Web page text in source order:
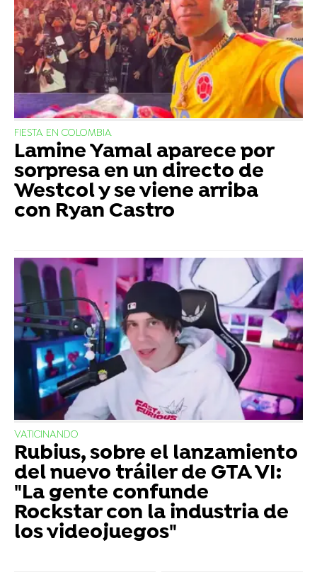
FIESTA EN COLOMBIA
Lamine Yamal aparece por
sorpresa en un directo de
Westcol y se viene arriba
con Ryan Castro
VATICINANDO
Rubius, sobre el lanzamiento
del nuevo tráiler de GTA VI:
"La gente confunde
Rockstar con la industria de
los videojuegos"